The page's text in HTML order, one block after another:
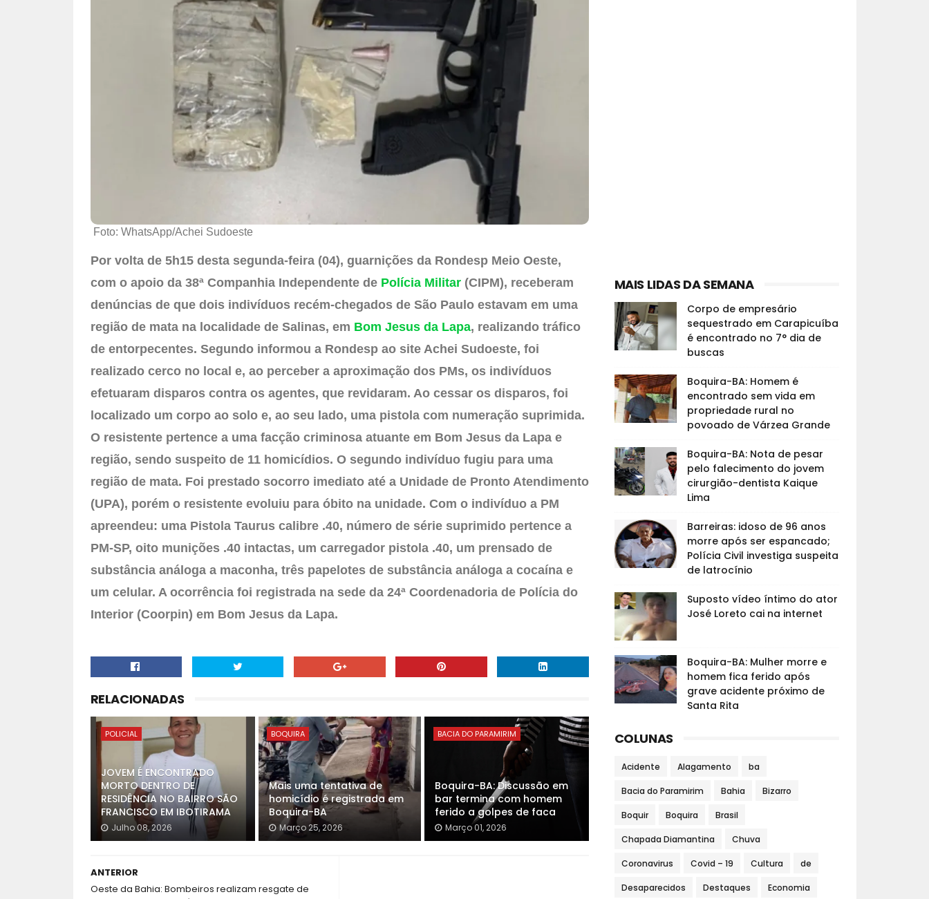
Foto: WhatsApp/Achei Sudoeste
Por volta de 5h15 desta segunda-feira (04), guarnições da Rondesp Meio Oeste,
com o apoio da 38ª Companhia Independente de Polícia Militar(CIPM), receberam
denúncias de que dois indivíduos recém-chegados de São Paulo estavam em uma
região de mata na localidade de Salinas, em Bom Jesus da Lapa, realizando tráfico
de entorpecentes. Segundo informou a Rondesp ao site Achei Sudoeste, foi
realizado cerco no local e, ao perceber a aproximação dos PMs, os indivíduos
efetuaram disparos contra os agentes, que revidaram. Ao cessar os disparos, foi
localizado um corpo ao solo e, ao seu lado, uma pistola com numeração suprimida.
O resistente pertence a uma facção criminosa atuante em Bom Jesus da Lapa e
região, sendo suspeito de 11 homicídios. O segundo indivíduo fugiu para uma
região de mata. Foi prestado socorro imediato até a Unidade de Pronto Atendimento
(UPA), porém o resistente evoluiu para óbito na unidade. Com o indivíduo a PM
apreendeu: uma Pistola Taurus calibre .40, número de série suprimido pertence a
PM-SP, oito munições .40 intactas, um carregador pistola .40, um prensado de
substância análoga a maconha, três papelotes de substância análoga a cocaína e
um celular. A ocorrência foi registrada na sede da 24ª Coordenadoria de Polícia do
Interior (Coorpin) em Bom Jesus da Lapa.
RELACIONADAS
POLICIAL
JOVEM É ENCONTRADO
MORTO DENTRO DE
RESIDÊNCIA NO BAIRRO SÃO
FRANCISCO EM IBOTIRAMA
Julho 08, 2026
BOQUIRA
Mais uma tentativa de
homicídio é registrada em
Boquira-BA
Março 25, 2026
BACIA DO PARAMIRIM
Boquira-BA: Discussão em
bar termina com homem
ferido a golpes de faca
Março 01, 2026
ANTERIOR
Oeste da Bahia: Bombeiros realizam resgate de
MAIS LIDAS DA SEMANA
Corpo de empresário
sequestrado em Carapicuíba
é encontrado no 7° dia de
buscas
Boquira-BA: Homem é
encontrado sem vida em
propriedade rural no
povoado de Várzea Grande
Boquira-BA: Nota de pesar
pelo falecimento do jovem
cirurgião-dentista Kaique
Lima
Barreiras: idoso de 96 anos
morre após ser espancado;
Polícia Civil investiga suspeita
de latrocínio
Suposto vídeo íntimo do ator
José Loreto cai na internet
Boquira-BA: Mulher morre e
homem fica ferido após
grave acidente próximo de
Santa Rita
COLUNAS
Acidente Alagamento ba
Bacia do Paramirim Bahia Bizarro
Boquir Boquira Brasil
Chapada Diamantina Chuva
Coronavirus Covid – 19 Cultura de
Desaparecidos Destaques Economia